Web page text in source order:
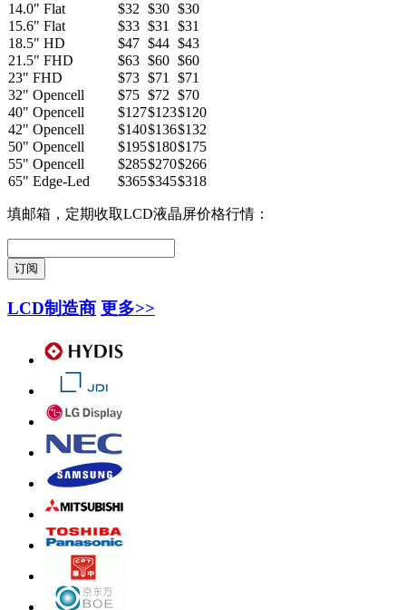
14.0" Flat
$32 $30 $30
15.6" Flat
$33 $31
$31
18.5" HD
$47 $44 $43
21.5" FHD
$63 $60 $60
23" FHD
$73 $71
$71
32" Opencell
$75 $72 $70
40" Opencell
$127$123$120
42" Opencell
$140$136$132
50" Opencell
$195$180$175
55" Opencell
$285$270$266
65" Edge-Led
$365$345$318
填邮箱，定期收取LCD液晶屏价格行情：
LCD制造商 更多>>